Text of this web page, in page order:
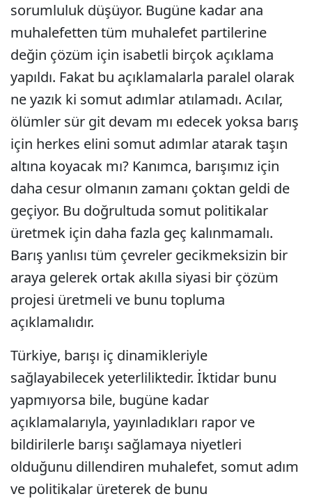
sorumluluk düşüyor. Bugüne kadar ana
muhalefetten tüm muhalefet partilerine
değin çözüm için isabetli birçok açıklama
yapıldı. Fakat bu açıklamalarla paralel olarak
ne yazık ki somut adımlar atılamadı. Acılar,
ölümler sür git devam mı edecek yoksa barış
için herkes elini somut adımlar atarak taşın
altına koyacak mı? Kanımca, barışımız için
daha cesur olmanın zamanı çoktan geldi de
geçiyor. Bu doğrultuda somut politikalar
üretmek için daha fazla geç kalınmamalı.
Barış yanlısı tüm çevreler gecikmeksizin bir
araya gelerek ortak akılla siyasi bir çözüm
projesi üretmeli ve bunu topluma
açıklamalıdır.
Türkiye, barışı iç dinamikleriyle
sağlayabilecek yeterliliktedir. İktidar bunu
yapmıyorsa bile, bugüne kadar
açıklamalarıyla, yayınladıkları rapor ve
bildirilerle barışı sağlamaya niyetleri
olduğunu dillendiren muhalefet, somut adım
ve politikalar üreterek de bunu